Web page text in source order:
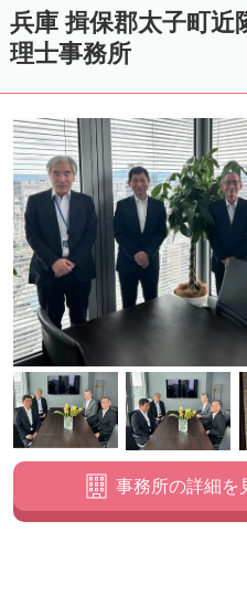
兵庫 揖保郡太子町
理士事務所
事務所の詳細を